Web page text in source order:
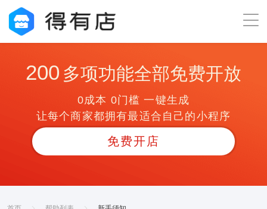
200 多项功能全部免费开放
0成本 0门槛 一键生成
让每个商家都拥有最适合自己的小程序
免费开店